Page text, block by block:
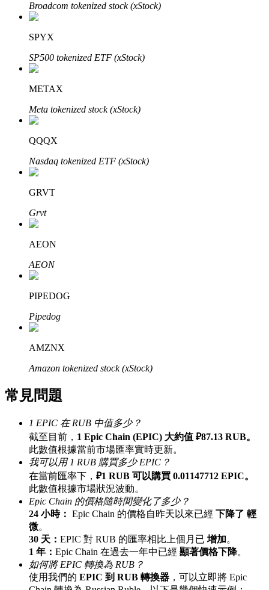
學習理財
了解如何賺取穩定收入
Bitrue
合夥人計劃
Bitrue渠道合伙人
邀请好友
邀請朋友獲得現金獎勵
BTC 專享獎勵
Broadcom tokenized stock (xStock)
SPYX
SP500 tokenized ETF (xStock)
METAX
Meta tokenized stock (xStock)
QQQX
Nasdaq tokenized ETF (xStock)
GRVT
Grvt
AEON
AEON
PIPEDOG
Pipedog
AMZNX
Amazon tokenized stock (xStock)
常見問題
1 EPIC 在 RUB 中值多少？
截至目前， 1 Epic Chain (EPIC) 大約值 ₽87.13 RUB。
此數值根據當前市場匯率實時更新。
我可以用 1 RUB 購買多少 EPIC？
在當前匯率下， ₽1 RUB 可以購買 0.01147712 EPIC。
此數值根據市場狀況波動。
Epic Chain 的價格隨時間變化了多少？
24 小時： Epic Chain 的價格自昨天以來已經 下降了 輕
微。
30 天： EPIC 對 RUB 的匯率相比上個月已 增加。
1 年： Epic Chain 在過去一年中已經 顯著價格下降。
如何將 EPIC 轉換為 RUB？
使用我們的 EPIC 到 RUB 轉換器 ，可以立即將 Epic